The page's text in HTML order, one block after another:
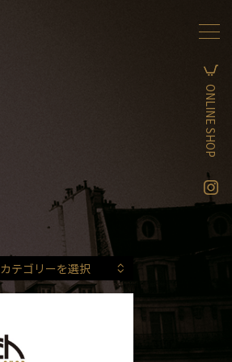
ONLINE SHOP
カテゴリーを選択